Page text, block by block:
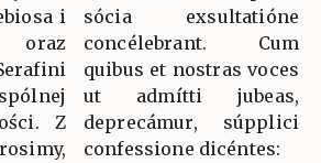
i
oraz
Z
sócia exsultatióne
concélebrant. Cum
quibus et nostras voces
ut admítti jubeas,
deprecámur, súpplici
confessione dicéntes: